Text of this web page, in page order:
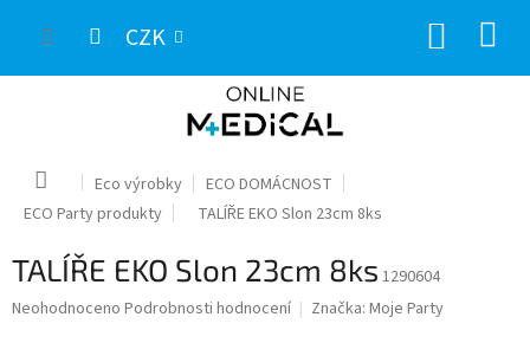
CZK
Domů Eco výrobky
ECO DOMÁCNOST
ECO Party produkty
TALÍŘE EKO Slon 23cm 8ks
TALÍŘE EKO Slon 23cm 8ks 1290604
Průměrné
Neohodnoceno Podrobnosti hodnocení Značka: Moje Party